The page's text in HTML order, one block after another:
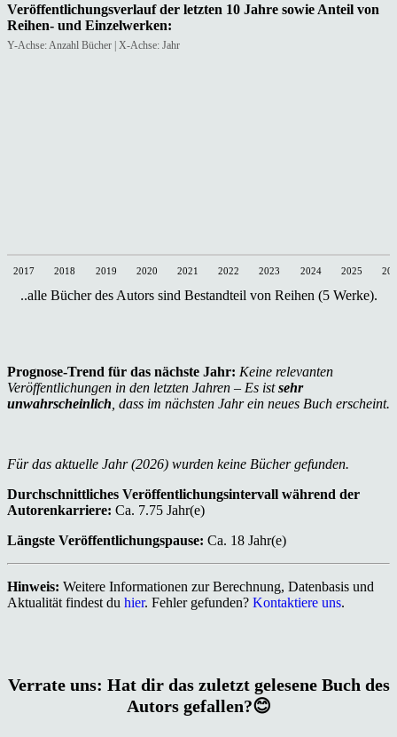
Veröffentlichungsverlauf der letzten 10 Jahre sowie Anteil von
Reihen- und Einzelwerken:
Y-Achse: Anzahl Bücher | X-Achse: Jahr
2017 2018 2019 2020 2021 2022 2023 2024 2025
..alle Bücher des Autors sind Bestandteil von Reihen (5 Werke).
Prognose-Trend für das nächste Jahr: Keine relevanten
Veröffentlichungen in den letzten Jahren – Es istsehr
unwahrscheinlich, dass im nächsten Jahr ein neues Buch erscheint.
Für das aktuelle Jahr (2026) wurden keine Bücher gefunden.
Durchschnittliches Veröffentlichungsintervall während der
Autorenkarriere: Ca. 7.75 Jahr(e)
Längste Veröffentlichungspause: Ca. 18 Jahr(e)
Hinweis: Weitere Informationen zur Berechnung, Datenbasis und
Aktualität findest du hier. Fehler gefunden? Kontaktiere uns.
Verrate uns: Hat dir das zuletzt gelesene Buch des
Autors gefallen?😊